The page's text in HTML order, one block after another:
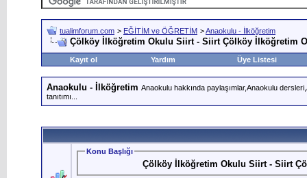
tualimforum.com > EĞİTİM ve ÖĞRETİM >Anaokulu - İlköğretim
Çölköy İlköğretim Okulu Siirt - Siirt Çölköy İlköğretim
Kayıt ol Yardım Üye Listesi
Anaokulu - İlköğretim Anaokulu hakkında paylaşımlar,Anaokulu
tanıtımı...
Konu Başlığı
Çölköy İlköğretim Okulu Siirt - Siirt